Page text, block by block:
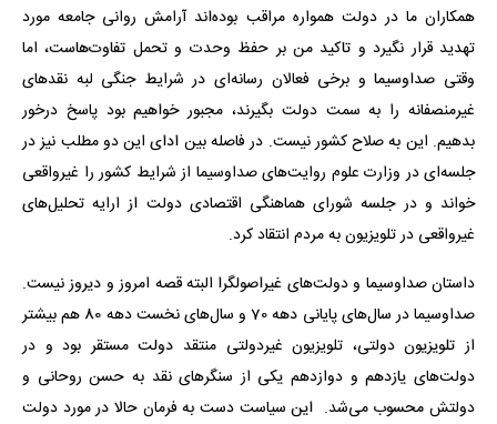
همکاران ما در دولت همواره مراقب بوده‌اند آرامش روانی جامعه مورد
تهدید قرار نگیرد و تاکید من بر حفظ وحدت و تحمل تفاوت‌هاست، اما
وقتی صداوسیما و برخی فعالان رسانه‌ای در شرایط جنگی لبه نقدهای
غیرمنصفانه را به سمت دولت بگیرند، مجبور خواهیم بود پاسخ درخور
بدهیم. این به صلاح کشور نیست. در فاصله بین ادای این دو مطلب نیز در
جلسه‌ای در وزارت علوم روایت‌های صداوسیما از شرایط کشور را غیرواقعی
خواند و در جلسه شورای هماهنگی اقتصادی دولت از ارایه تحلیل‌های
غیرواقعی در تلویزیون به مردم انتقاد کرد.
داستان صداوسیما و دولت‌های غیراصولگرا البته قصه امروز و دیروز نیست.
صداوسیما در سال‌های پایانی دهه 70 و سال‌های نخست دهه 80 هم بیشتر
از تلویزیون دولتی، تلویزیون غیردولتی منتقد دولت مستقر بود و در
دولت‌های یازدهم و دوازدهم یکی از سنگرهای نقد به حسن روحانی و
دولتش محسوب می‌شد. این سیاست دست به فرمان حالا در مورد دولت